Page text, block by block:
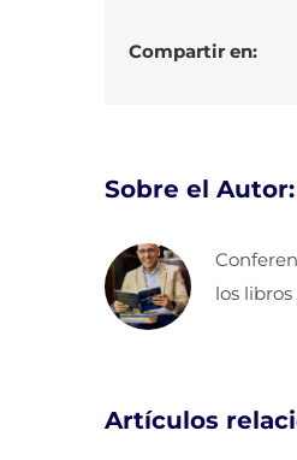
Compartir en:
Sobre el Autor:
los
Artículos